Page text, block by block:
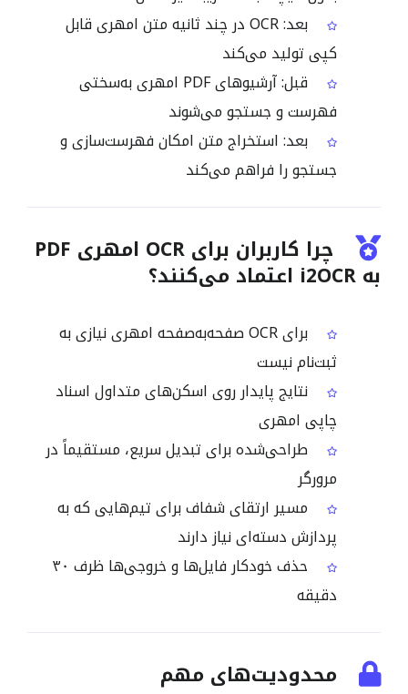
بعد: OCR در چند ثانیه متن امهری قابل
کپی تولید می‌کند
قبل: آرشیوهای PDF امهری به‌سختی
فهرست و جستجو می‌شوند
بعد: استخراج متن امکان فهرست‌سازی و
جستجو را فراهم می‌کند
چرا کاربران برای OCR امهری PDF
به i2OCR اعتماد می‌کنند؟
برای OCR صفحه‌به‌صفحه امهری نیازی به
ثبت‌نام نیست
نتایج پایدار روی اسکن‌های متداول اسناد
چاپی امهری
طراحی‌شده برای تبدیل سریع، مستقیماً در
مرورگر
مسیر ارتقای شفاف برای تیم‌هایی که به
پردازش دسته‌ای نیاز دارند
حذف خودکار فایل‌ها و خروجی‌ها ظرف ۳۰
دقیقه
محدودیت‌های مهم